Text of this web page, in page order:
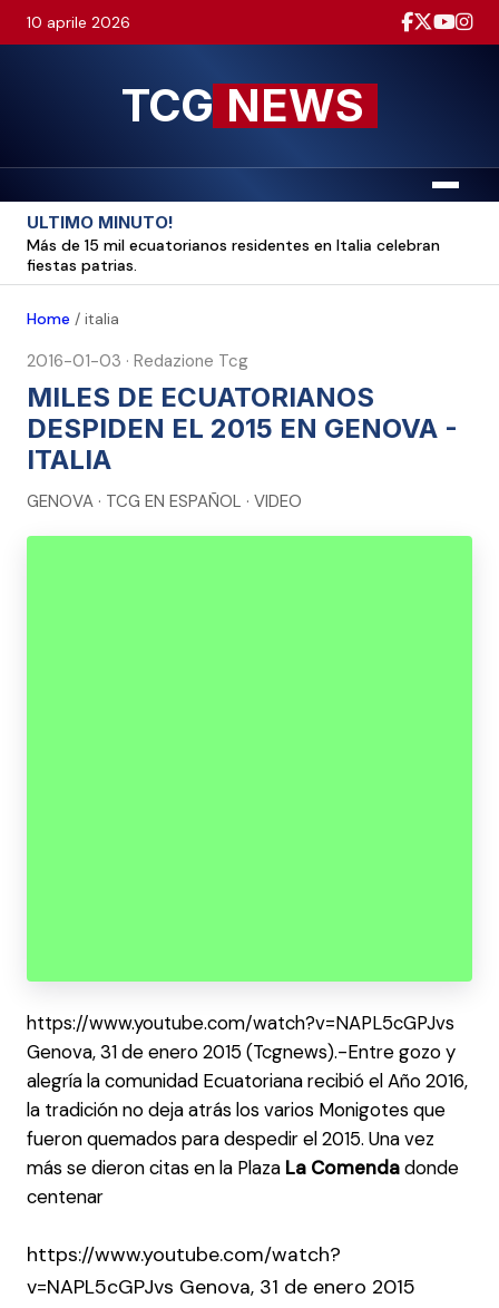
10 aprile 2026
TCG NEWS
Menu
ULTIMO MINUTO!
Más de 15 mil ecuatorianos residentes en Italia celebran
fiestas patrias.
Home / italia
2016-01-03 · Redazione Tcg
MILES DE ECUATORIANOS
DESPIDEN EL 2015 EN GENOVA -
ITALIA
GENOVA · TCG EN ESPAÑOL · VIDEO
https://www.youtube.com/watch?v=NAPL5cGPJvs
Genova, 31 de enero 2015 (Tcgnews).-Entre gozo y
alegría la comunidad Ecuatoriana recibió el Año 2016,
la tradición no deja atrás los varios Monigotes que
fueron quemados para despedir el 2015. Una vez
más se dieron citas en la Plaza La Comendadonde
centenar
https://www.youtube.com/watch?
v=NAPL5cGPJvs Genova, 31 de enero 2015